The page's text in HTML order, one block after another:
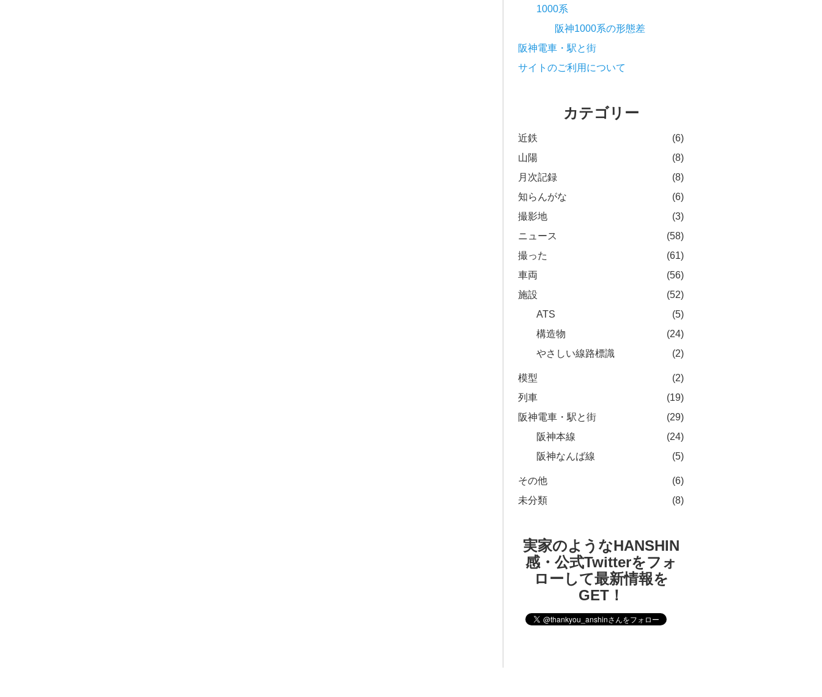
1000系
阪神1000系の形態差
阪神電車・駅と街
サイトのご利用について
カテゴリー
近鉄
(6)
山陽
(8)
月次記録
(8)
知らんがな
(6)
撮影地
(3)
ニュース
(58)
撮った
(61)
車両
(56)
施設
(52)
ATS
(5)
構造物
(24)
やさしい線路標識
(2)
模型
(2)
列車
(19)
阪神電車・駅と街
(29)
阪神本線
(24)
阪神なんば線
(5)
その他
(6)
未分類
(8)
実家のようなHANSHIN
感・公式Twitterをフォ
ローして最新情報を
GET！